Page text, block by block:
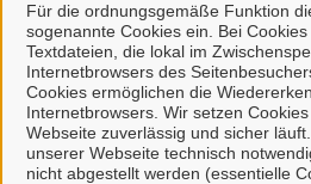
Für die ordnungsgemäße Funktion
sogenannte Cookies ein. Bei
Textdateien, die lokal im
Internetbrowsers des
Cookies ermöglichen die
Internetbrowsers. Wir setzen
Webseite zuverlässig und sicher
unserer Webseite technisch
nicht abgestellt werden (essentielle